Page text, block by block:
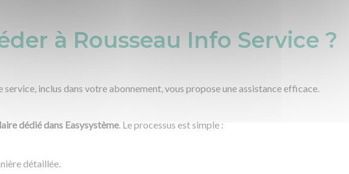
à Rousseau Info Service ?
service, inclus dans votre abonnement, vous propose une assistance efficace.
dédié dans Easysystème. Le processus est simple :
détaillée.